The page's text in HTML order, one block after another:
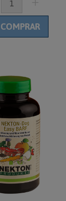
COMPRAR